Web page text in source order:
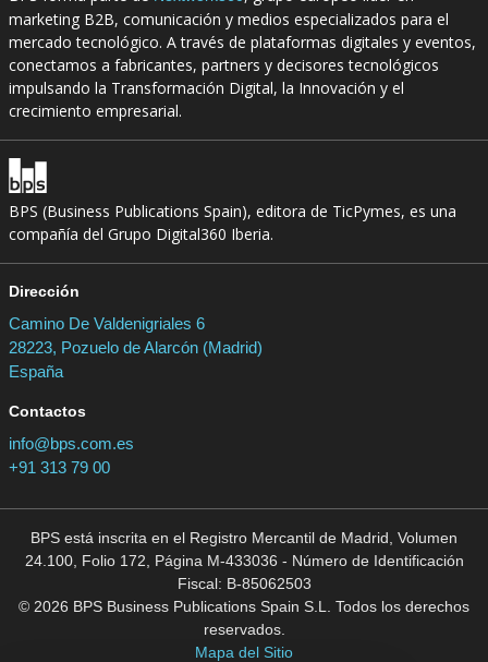
marketing B2B, comunicación y medios especializados para el
mercado tecnológico. A través de plataformas digitales y eventos,
conectamos a fabricantes, partners y decisores tecnológicos
impulsando la Transformación Digital, la Innovación y el
crecimiento empresarial.
BPS (Business Publications Spain), editora de TicPymes, es una
compañía del Grupo Digital360 Iberia.
Dirección
Camino De Valdenigriales 6
28223, Pozuelo de Alarcón (Madrid)
España
Contactos
info@bps.com.es
+91 313 79 00
BPS está inscrita en el Registro Mercantil de Madrid, Volumen
24.100, Folio 172, Página M-433036 - Número de Identificación
Fiscal: B-85062503
© 2026 BPS Business Publications Spain S.L. Todos los derechos
reservados.
Mapa del Sitio